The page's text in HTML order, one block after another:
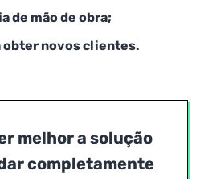
de mão de obra;
obter novos clientes.
melhor a solução
completamente